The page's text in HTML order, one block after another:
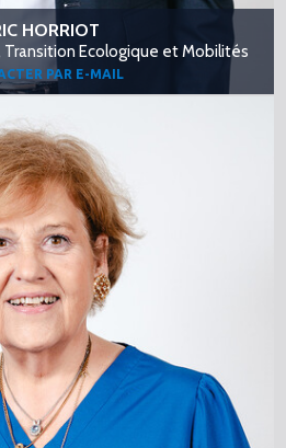
HORRIOT
Ecologique et Mobilités
PAR E-MAIL